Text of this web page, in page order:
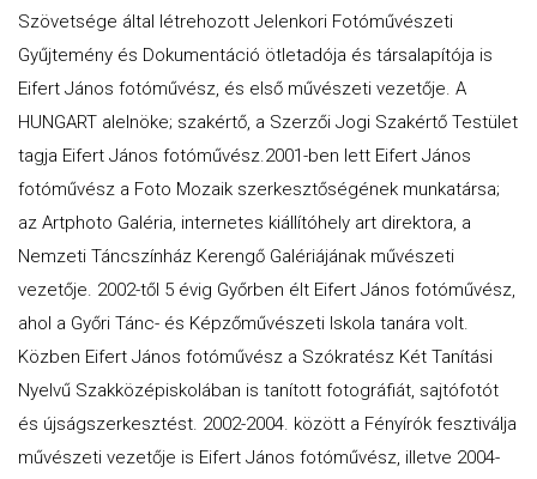
Szövetsége által létrehozott Jelenkori Fotóművészeti
Gyűjtemény és Dokumentáció ötletadója és társalapítója is
Eifert János fotóművész, és első művészeti vezetője. A
HUNGART alelnöke; szakértő, a Szerzői Jogi Szakértő Testület
tagja Eifert János fotóművész.2001-ben lett Eifert János
fotóművész a Foto Mozaik szerkesztőségének munkatársa;
az Artphoto Galéria, internetes kiállítóhely art direktora, a
Nemzeti Táncszínház Kerengő Galériájának művészeti
vezetője. 2002-től 5 évig Győrben élt Eifert János fotóművész,
ahol a Győri Tánc- és Képzőművészeti Iskola tanára volt.
Közben Eifert János fotóművész a Szókratész Két Tanítási
Nyelvű Szakközépiskolában is tanított fotográfiát, sajtófotót
és újságszerkesztést. 2002-2004. között a Fényírók fesztiválja
művészeti vezetője is Eifert János fotóművész, illetve 2004-